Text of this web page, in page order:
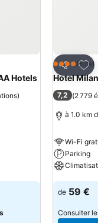
Hotels
)
Partager
4 ÉtoilesHôtel
Hotel
7,2 (2 779
à 1.0 km
Wi-Fi
Parking
Consulter
de 59 €
Consulter